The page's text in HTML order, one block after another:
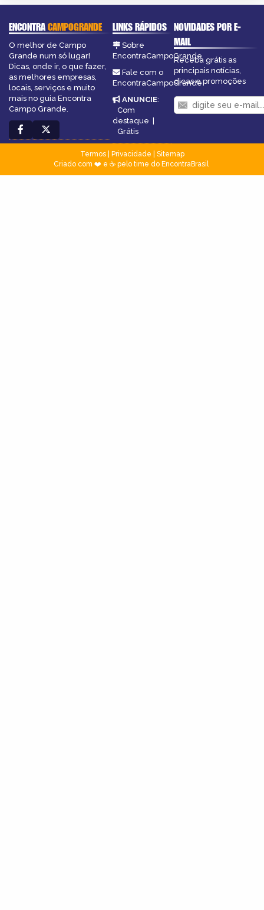
ENCONTRACAMPOGRANDE
O melhor de Campo
Grande num só lugar!
Dicas, onde ir, o que fazer,
as melhores empresas,
locais, serviços e muito
mais no guia Encontra
Campo Grande.
LINKS RÁPIDOS
Sobre
EncontraCampoGrande
Fale com o
EncontraCampoGrande
ANUNCIE:
Com
destaque |
Grátis
NOVIDADES POR E-
MAIL
Receba grátis as
principais notícias,
dicas e promoções
Termos| Privacidade
Sitemap
Criado com ❤️ e ☕ pelo time do EncontraBrasil